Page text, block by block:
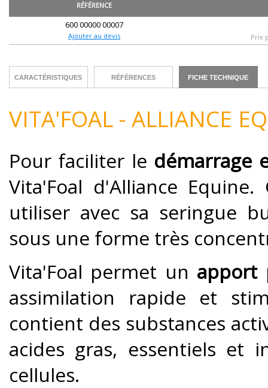
RÉFÉRENCE
600 00000 00007
Ajouter au devis Prix
CARACTÉRISTIQUES RÉFÉRENCES FICHE TECHNIQUE
VITA'FOAL - ALLIANCE
Pour faciliter le démarrage
Vita'Foal d'Alliance
utiliser avec sa seringue
sous une forme très
Vita'Foal permet un apport
assimilation rapide et
contient des substances
acides gras, essentiels et
cellules.